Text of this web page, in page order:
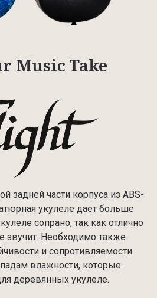
Music Take
задней части корпуса из ABS-
укулеле дает больше
сопрано, так как отлично
звучит. Необходимо также
и сопротивляемости
влажности, которые
деревянных укулеле.